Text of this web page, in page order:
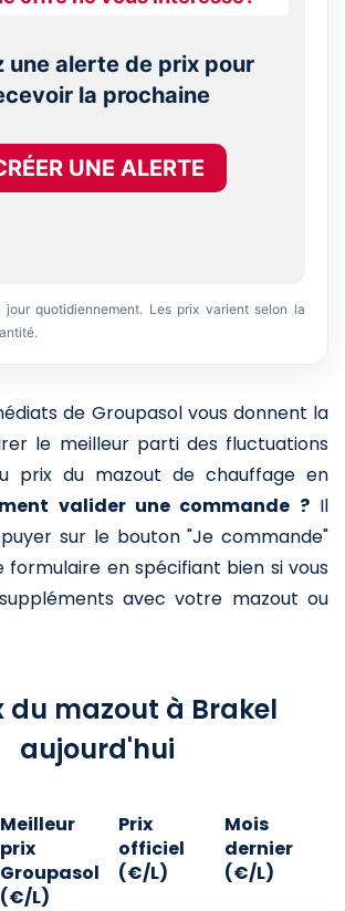
une alerte de prix pour
la prochaine
UNE ALERTE
jour quotidiennement. Les prix varient selon la
de Groupasol vous donnent la
le meilleur parti des fluctuations
prix du mazout de chauffage en
valider une commande ?Il
sur le bouton "Je commande"
en spécifiant bien si vous
avec votre mazout ou
du mazout à Brakel
aujourd'hui
Meilleur
prix
Groupasol
(€/L)
Prix
officiel
(€/L)
Mois
dernier
(€/L)